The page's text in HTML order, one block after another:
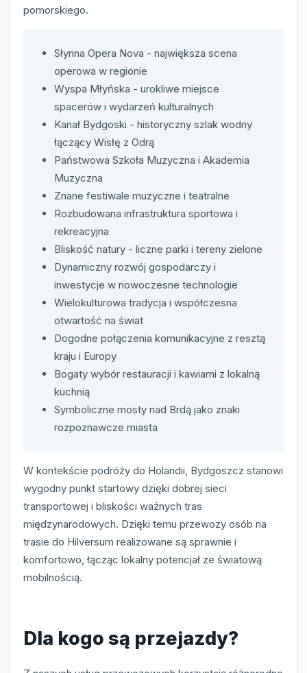
pomorskiego.
Słynna Opera Nova - największa scena
operowa w regionie
Wyspa Młyńska - urokliwe miejsce
spacerów i wydarzeń kulturalnych
Kanał Bydgoski - historyczny szlak wodny
łączący Wisłę z Odrą
Państwowa Szkoła Muzyczna i Akademia
Muzyczna
Znane festiwale muzyczne i teatralne
Rozbudowana infrastruktura sportowa i
rekreacyjna
Bliskość natury - liczne parki i tereny zielone
Dynamiczny rozwój gospodarczy i
inwestycje w nowoczesne technologie
Wielokulturowa tradycja i współczesna
otwartość na świat
Dogodne połączenia komunikacyjne z resztą
kraju i Europy
Bogaty wybór restauracji i kawiarni z lokalną
kuchnią
Symboliczne mosty nad Brdą jako znaki
rozpoznawcze miasta
W kontekście podróży do Holandii, Bydgoszcz stanowi
wygodny punkt startowy dzięki dobrej sieci
transportowej i bliskości ważnych tras
międzynarodowych. Dzięki temu przewozy osób na
trasie do Hilversum realizowane są sprawnie i
komfortowo, łącząc lokalny potencjał ze światową
mobilnością.
Dla kogo są przejazdy?